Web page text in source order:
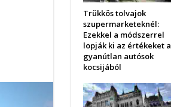
Trükkös tolvajok
szupermarketeknél:
Ezekkel a módszerrel
lopják ki az értékeket a
gyanútlan autósok
kocsijából